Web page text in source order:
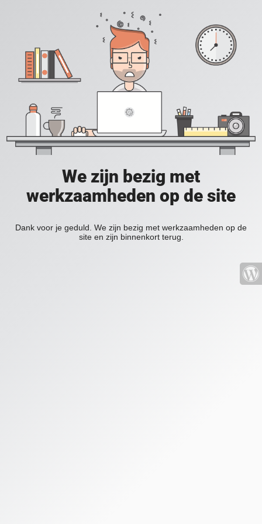
We zijn bezig met
werkzaamheden op de site
Dank voor je geduld. We zijn bezig met werkzaamheden op de
site en zijn binnenkort terug.